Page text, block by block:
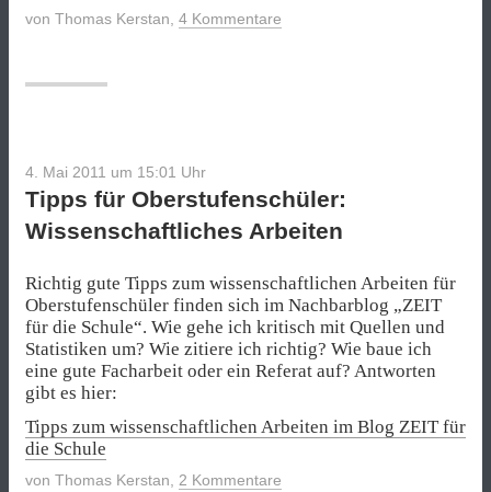
von Thomas Kerstan, 4 Kommentare
4. Mai 2011 um 15:01 Uhr
Tipps für Oberstufenschüler:
Wissenschaftliches Arbeiten
Richtig gute Tipps zum wissenschaftlichen Arbeiten für
Oberstufenschüler finden sich im Nachbarblog „ZEIT
für die Schule“. Wie gehe ich kritisch mit Quellen und
Statistiken um? Wie zitiere ich richtig? Wie baue ich
eine gute Facharbeit oder ein Referat auf? Antworten
gibt es hier:
Tipps zum wissenschaftlichen Arbeiten im Blog ZEIT für
die Schule
von Thomas Kerstan 2 Kommentare